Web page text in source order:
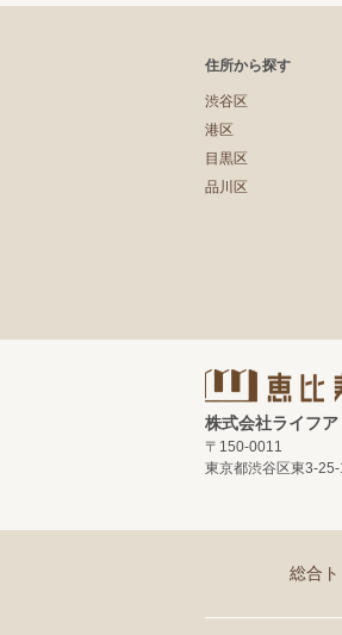
住所から探す
渋谷区
港区
目黒区
品川区
株式会社ライフア
〒150-0011
東京都渋谷区東3-
総合